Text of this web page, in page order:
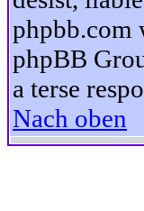
phpbb.com
phpBB
a terse
Nach oben